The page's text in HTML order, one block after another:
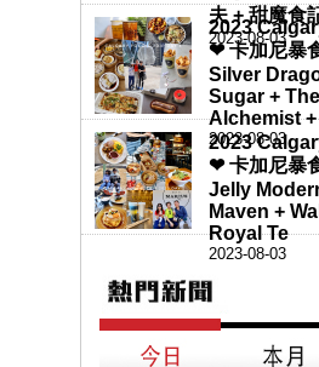
夫 + 甜魔食
2023-08-03
2023
❤ 卡加尼暴
Silver
Sugar +
Alchemist +
2023-08-03
2023
❤ 卡加尼暴
Jelly
Maven +
Royal Te
2023-08-03